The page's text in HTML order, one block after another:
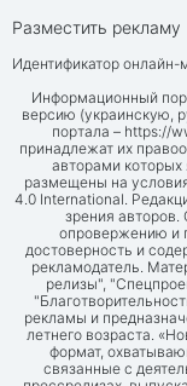
Разместить рекламу
Идентификатор
Информационный
версию (украинскую,
портала – https://
принадлежат их
авторами
размещены на
4.0 International.
зрения
опровержению и
достоверность и
рекламодатель.
релизы",
рекламы и
летнего возраста.
формат,
связанные с